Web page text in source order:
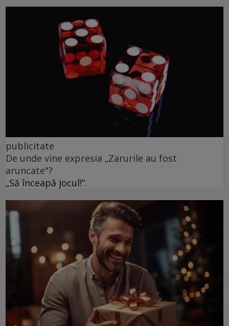
publicitate
De unde vine expresia „Zarurile au fost
aruncate"?
„Să înceapă jocul!”.